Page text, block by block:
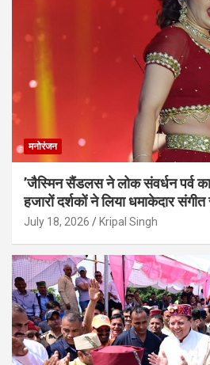
मनोरंजन
’जैस्मिन सैंडलस ने लोक संवर्धन पर्व
हजारों दर्शकों ने लिया धमाकेदार
July 18, 2026 Kripal Singh